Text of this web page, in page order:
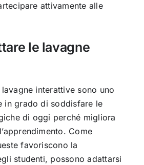
attivamente alle
le lavagne
interattive sono uno
in grado di soddisfare le
di oggi perché migliora
Come
favoriscono la
studenti, possono adattarsi